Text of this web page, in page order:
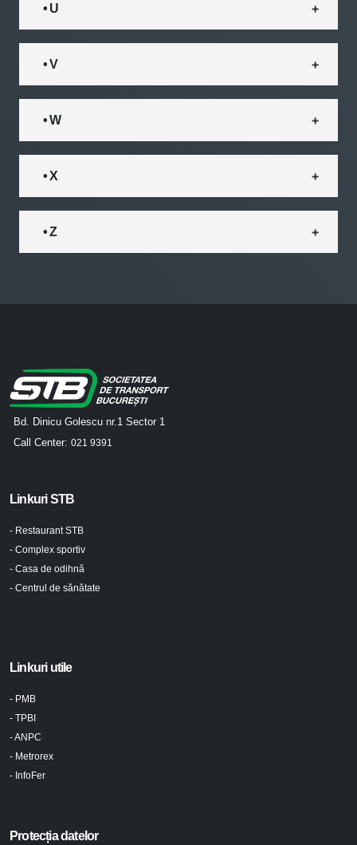
• U
• V
• W
• X
• Z
Bd. Dinicu Golescu nr.1 Sector 1
Call Center: 021 9391
Linkuri STB
- Restaurant STB
- Complex sportiv
- Casa de odihnă
- Centrul de sănătate
Linkuri utile
- PMB
- TPBI
- ANPC
- Metrorex
- InfoFer
Protecția datelor